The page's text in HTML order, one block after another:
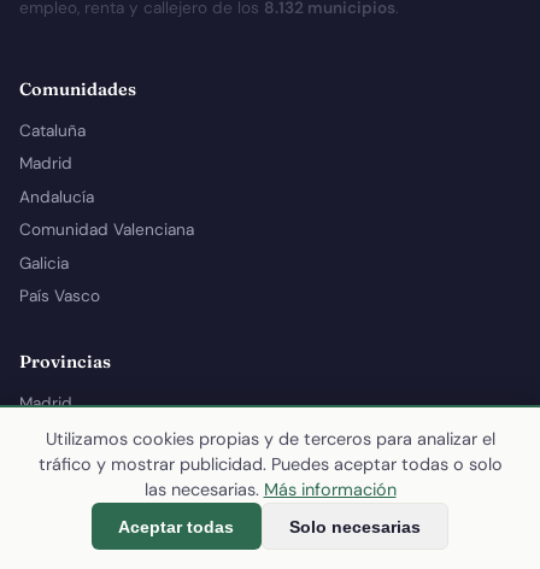
empleo, renta y callejero de los 8.132 municipios.
Comunidades
Cataluña
Madrid
Andalucía
Comunidad Valenciana
Galicia
País Vasco
Provincias
Madrid
Barcelona
Valencia
Utilizamos cookies propias y de terceros para analizar el
tráfico y mostrar publicidad. Puedes aceptar todas o solo
las necesarias. Más información
Aceptar todas Solo necesarias